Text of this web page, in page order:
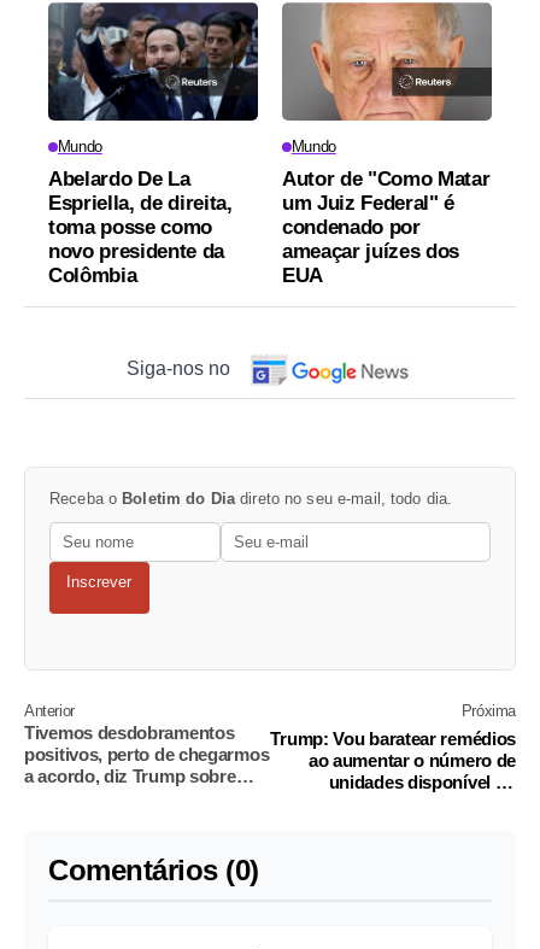
Mundo
Abelardo De La
Espriella, de direita,
toma posse como
novo presidente da
Colômbia
Mundo
Autor de "Como Matar
um Juiz Federal" é
condenado por
ameaçar juízes dos
EUA
Siga-nos no
Receba o Boletim do Diadireto no seu e-mail, todo dia.
Inscrever
Anterior
Tivemos desdobramentos
positivos, perto de chegarmos
a acordo, diz Trump sobre
Próxima
Trump: Vou baratear remédios
ao aumentar o número de
unidades disponível no
Comentários (0)